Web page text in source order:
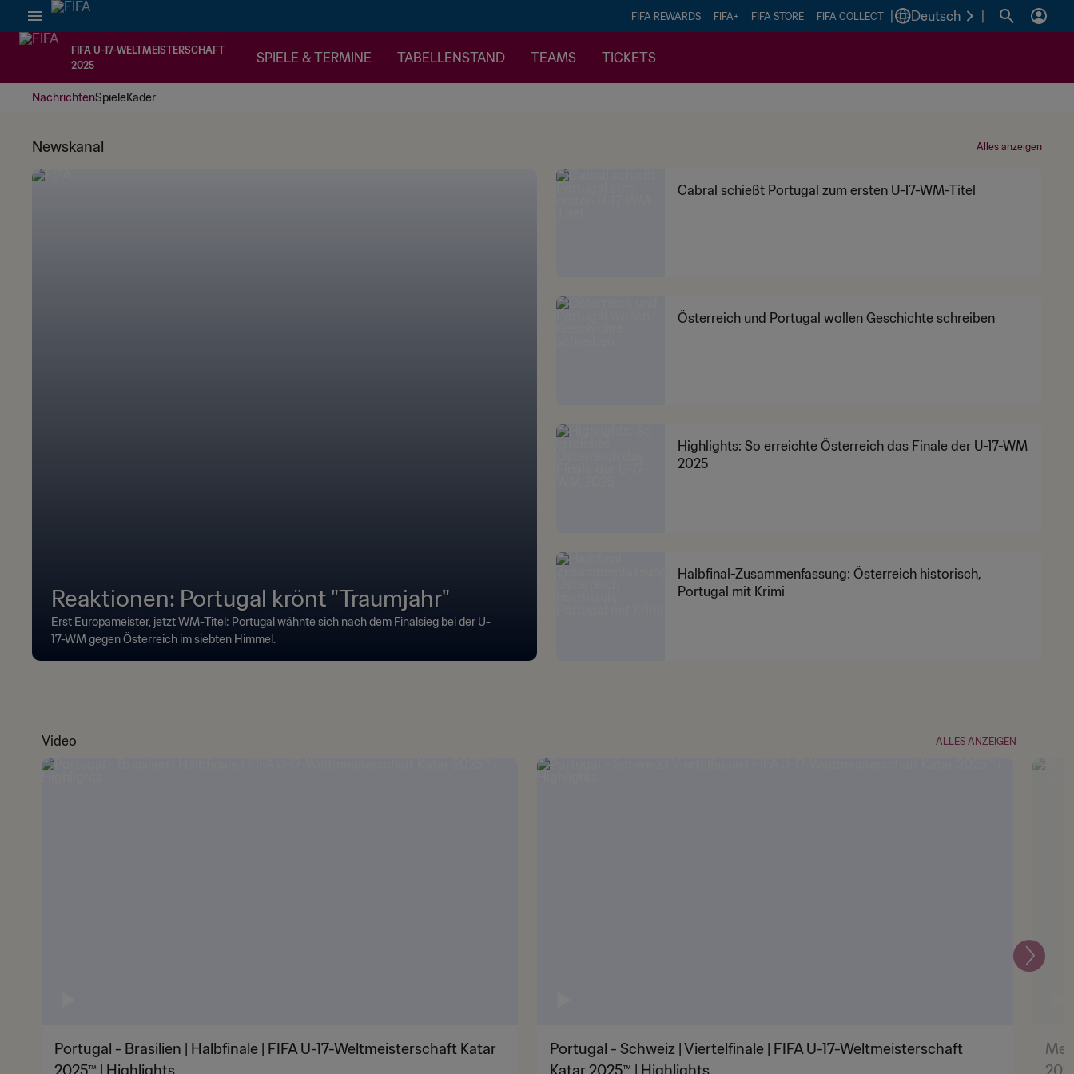
FIFA REWARDS FIFA+ FIFA STORE FIFA COLLECT Deutsch
FIFA U-17-WELTMEISTERSCHAFT
2025
SPIELE & TERMINE TABELLENSTAND TEAMS TICKETS
NachrichtenSpieleKader
Newskanal Alles anzeigen
Reaktionen: Portugal krönt "Traumjahr"
Erst Europameister, jetzt WM-Titel: Portugal wähnte sich nach dem Finalsieg bei der U-
17-WM gegen Österreich im siebten Himmel.
Cabral schießt Portugal zum ersten U-17-WM-Titel
Österreich und Portugal wollen Geschichte schreiben
Highlights: So erreichte Österreich das Finale der U-17-WM
2025
Halbfinal-Zusammenfassung: Österreich historisch,
Portugal mit Krimi
Video ALLES ANZEIGEN
Portugal - Brasilien | Halbfinale | FIFA U-17-Weltmeisterschaft Katar
Portugal - Schweiz | Viertelfinale | FIFA U-17-Weltmeisterschaft
Weiter